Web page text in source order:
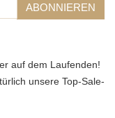
ABONNIEREN
auf dem Laufenden!
unsere Top-Sale-